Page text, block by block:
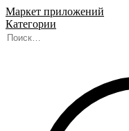
Маркет приложений
Категории